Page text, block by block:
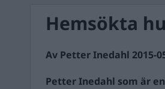
Hemsökta
Av Petter Inedahl 2015-
Petter Inedahl som är